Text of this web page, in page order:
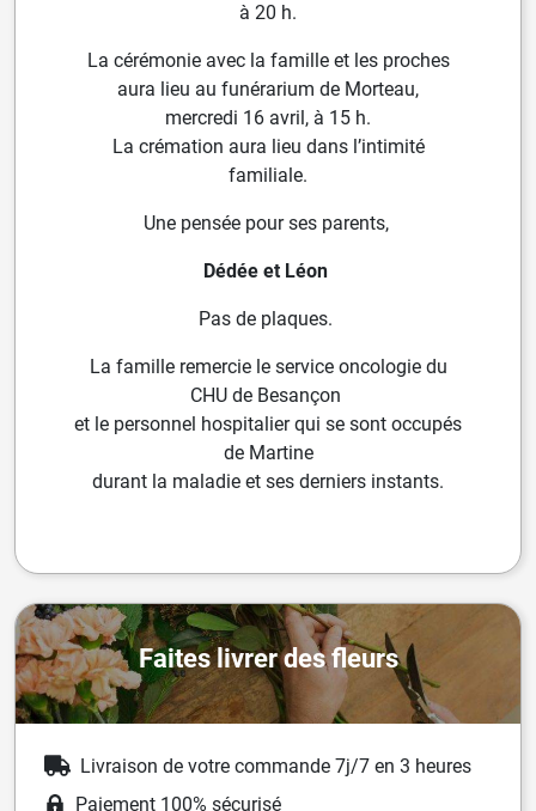
à 20 h.
La cérémonie avec la famille et les proches
aura lieu au funérarium de Morteau,
mercredi 16 avril, à 15 h.
La crémation aura lieu dans l’intimité
familiale.
Une pensée pour ses parents,
Dédée et Léon
Pas de plaques.
La famille remercie le service oncologie du
CHU de Besançon
et le personnel hospitalier qui se sont occupés
de Martine
durant la maladie et ses derniers instants.
Faites livrer des fleurs
Livraison de votre commande 7j/7 en 3 heures
Paiement 100% sécurisé